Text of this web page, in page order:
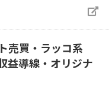
売買・ラッコ系
益導線・オリジナ